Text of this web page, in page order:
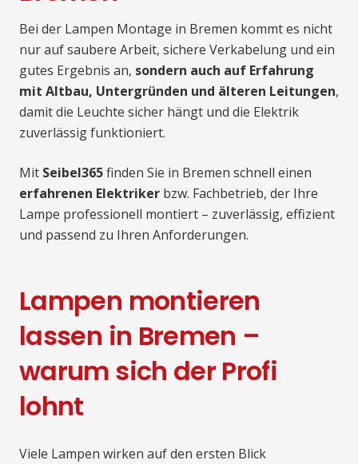
Bei der Lampen Montage in Bremen kommt es nicht
nur auf saubere Arbeit, sichere Verkabelung und ein
gutes Ergebnis an, sondern auch auf Erfahrung
mit Altbau, Untergründen und älteren Leitungen,
damit die Leuchte sicher hängt und die Elektrik
zuverlässig funktioniert.
Mit Seibel365finden Sie in Bremen schnell einen
erfahrenen Elektriker bzw. Fachbetrieb, der Ihre
Lampe professionell montiert – zuverlässig, effizient
und passend zu Ihren Anforderungen.
Lampen montieren
lassen in Bremen –
warum sich der Profi
lohnt
Viele Lampen wirken auf den ersten Blick